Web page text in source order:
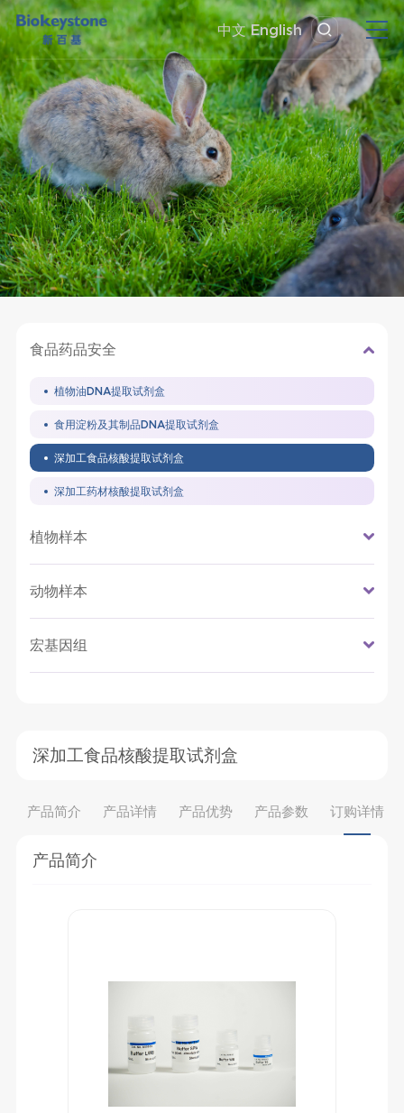
中文 English
食品药品安全
植物油DNA提取试剂盒
食用淀粉及其制品DNA提取试剂盒
深加工食品核酸提取试剂盒
深加工药材核酸提取试剂盒
植物样本
动物样本
宏基因组
深加工食品核酸提取试剂盒
产品简介 产品详情 产品优势 产品参数 订购详情
产品简介